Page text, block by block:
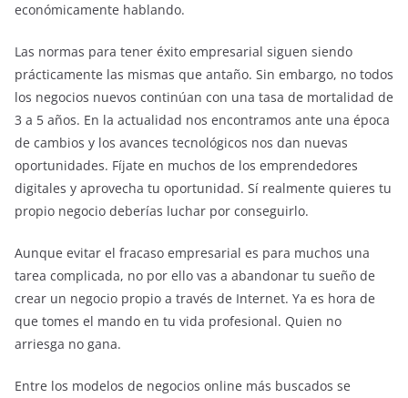
económicamente hablando.
Las normas para tener éxito empresarial siguen siendo
prácticamente las mismas que antaño. Sin embargo, no todos
los negocios nuevos continúan con una tasa de mortalidad de
3 a 5 años. En la actualidad nos encontramos ante una época
de cambios y los avances tecnológicos nos dan nuevas
oportunidades. Fíjate en muchos de los emprendedores
digitales y aprovecha tu oportunidad. Sí realmente quieres tu
propio negocio deberías luchar por conseguirlo.
Aunque evitar el fracaso empresarial es para muchos una
tarea complicada, no por ello vas a abandonar tu sueño de
crear un negocio propio a través de Internet. Ya es hora de
que tomes el mando en tu vida profesional. Quien no
arriesga no gana.
Entre los modelos de negocios online más buscados se